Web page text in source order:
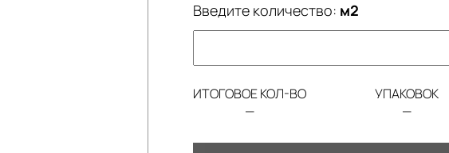
Введите количество: м2
ИТОГОВОЕ КОЛ-ВО
—
УПАКОВОК
—